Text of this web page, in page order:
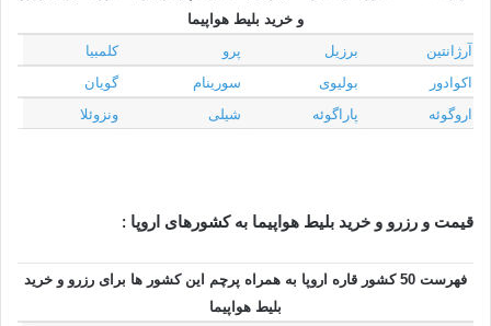
و خرید بلیط هواپیما
آرژانتین
برزیل پرو
کلمبیا
اکوادور
بولیوی سورینام
گویان
اروگوئه
پاراگوئه شیلی ونزوئلا
قیمت و رزرو و خرید بلیط هواپیما به کشورهای اروپا :
فهرست 50 کشور قاره اروپا به همراه پرچم این کشور ها برای رزرو و خرید
بلیط هواپیما